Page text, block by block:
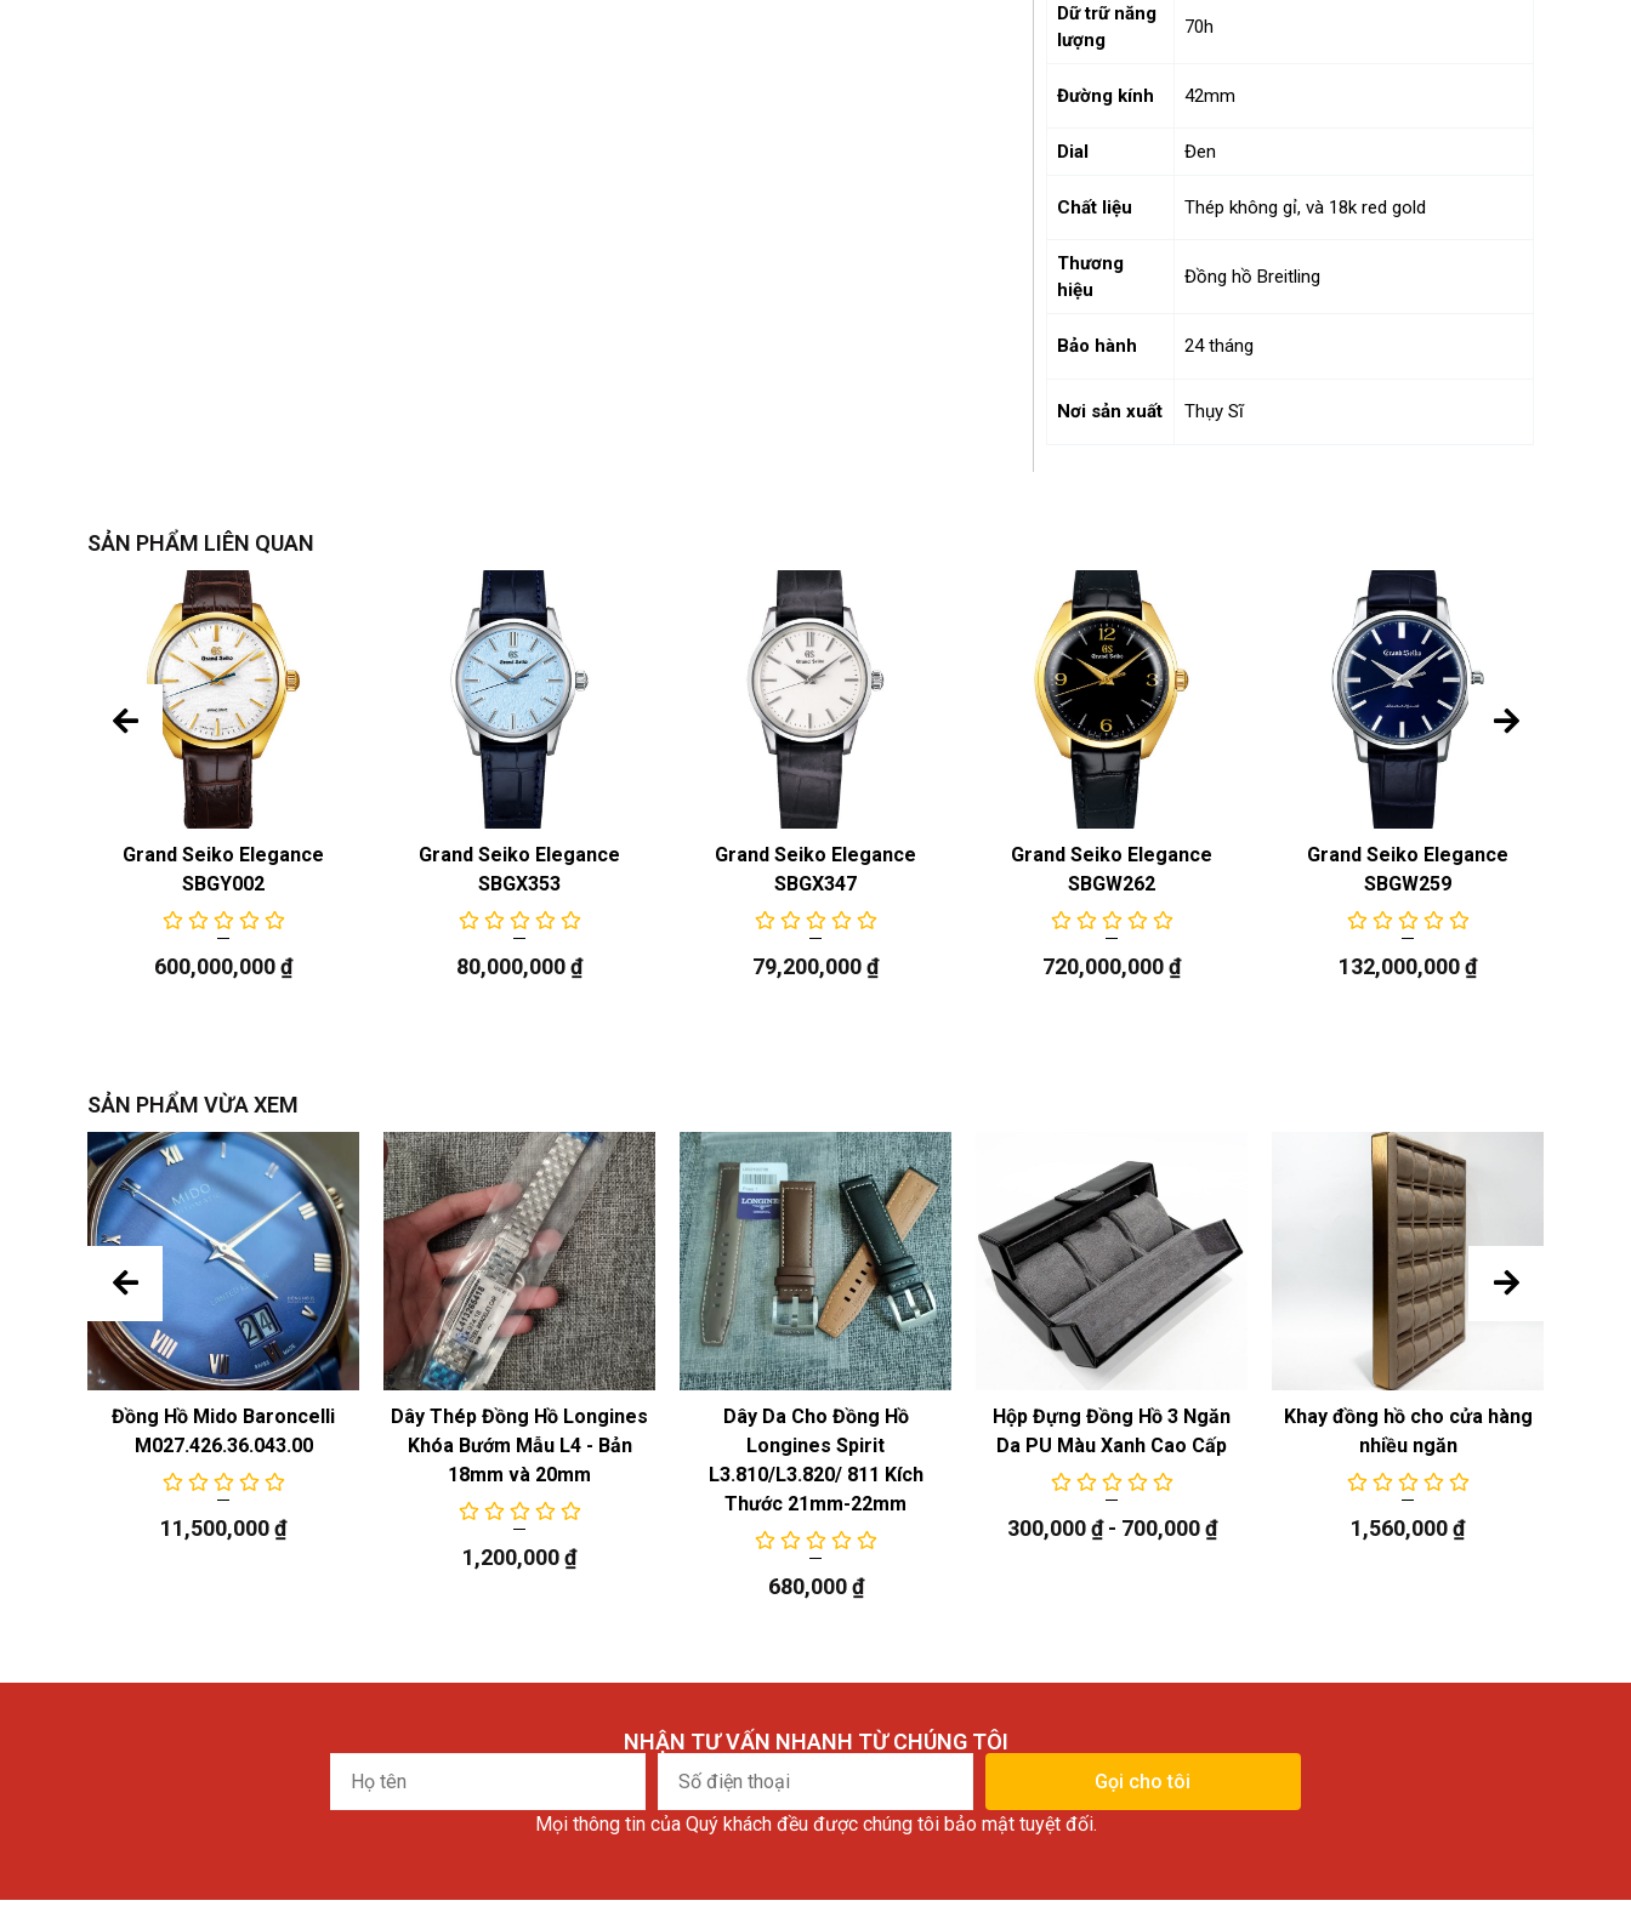
Dữ trữ năng
lượng
70h
Đường kính 42mm
Dial Đen
Chất liệu Thép không gỉ, và 18k red gold
Thương
hiệu
Đồng hồ Breitling
Bảo hành 24 tháng
Nơi sản xuất Thụy Sĩ
SẢN PHẨM LIÊN QUAN
Grand Seiko Elegance
SBGY002
600,000,000₫
Grand Seiko Elegance
SBGX353
80,000,000₫
Grand Seiko Elegance
SBGX347
79,200,000₫
Grand Seiko Elegance
SBGW262
720,000,000₫
Grand Seiko Elegance
SBGW259
132,000,000₫
SẢN PHẨM VỪA XEM
Đồng Hồ Mido Baroncelli
M027.426.36.043.00
11,500,000₫
Dây Thép Đồng Hồ Longines
Khóa Bướm Mẫu L4 - Bản
18mm và 20mm
1,200,000₫
Dây Da Cho Đồng Hồ
Longines Spirit
L3.810/L3.820/ 811 Kích
Thước 21mm-22mm
680,000₫
Hộp Đựng Đồng Hồ 3 Ngăn
Da PU Màu Xanh Cao Cấp
300,000₫- 700,000₫
Khay đồng hồ cho cửa hàng
nhiều ngăn
1,560,000₫
NHẬN TƯ VẤN NHANH TỪ CHÚNG TÔI
Họ
tên
Số
điện
Gọi cho tôi
Mọi thông tin của Quý khách đều được chúng tôi bảo mật tuyệt đối.